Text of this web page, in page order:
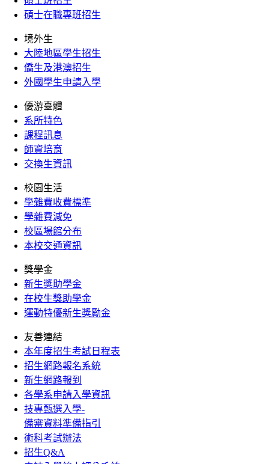
碩士在職專班招生
境外生
大陸地區學生招生
僑生及港澳招生
外國學生申請入學
優游臺體
系所特色
課程訊息
師資培育
交換生資訊
校園生活
學雜費收費標準
學雜費減免
校區場館分布
本校交通資訊
獎學金
新生獎助學金
在校生獎助學金
運動特優新生獎勵金
友善連結
本年度招生考試日程表
招生網路報名系統
新生網路報到
各學系申請入學資訊
技專甄選入學-
備審資料準備指引
術科考試辦法
招生Q&A